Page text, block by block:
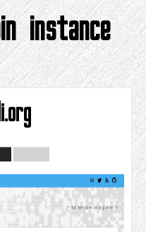
instance